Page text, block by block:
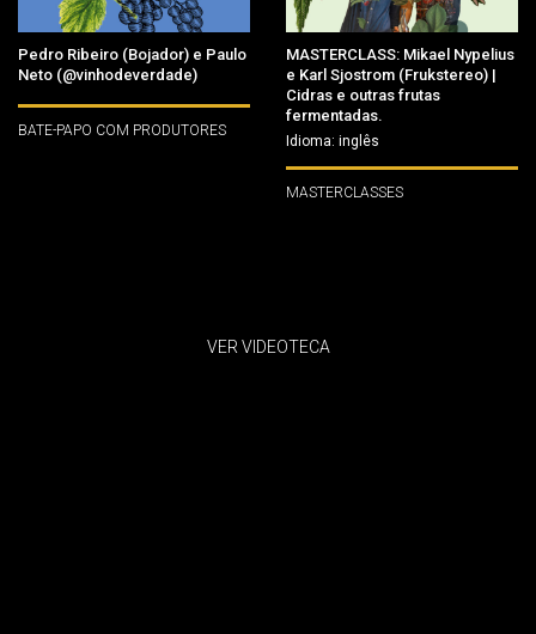
Pedro Ribeiro (Bojador) e Paulo
Neto (@vinhodeverdade)
BATE-PAPO COM PRODUTORES
MASTERCLASS: Mikael Nypelius
e Karl Sjostrom (Frukstereo) |
Cidras e outras frutas
fermentadas.
Idioma: inglês
MASTERCLASSES
VER VIDEOTECA